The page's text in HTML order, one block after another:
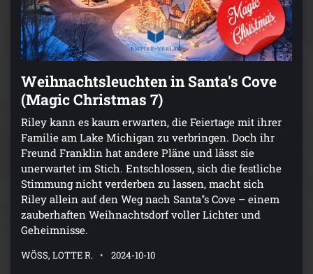
Weihnachtsleuchten in Santa's Cove
(Magic Christmas 7)
Riley kann es kaum erwarten, die Feiertage mit ihrer
Familie am Lake Michigan zu verbringen. Doch ihr
Freund Franklin hat andere Pläne und lässt sie
unerwartet im Stich. Entschlossen, sich die festliche
Stimmung nicht verderben zu lassen, macht sich
Riley allein auf den Weg nach Santa''s Cove – einem
zauberhaften Weihnachtsdorf voller Lichter und
Geheimnisse.
WÖSS, LOTTE R. 2024-10-10